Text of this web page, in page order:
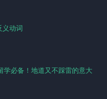
义动词
学必备！地道又不踩雷的意大